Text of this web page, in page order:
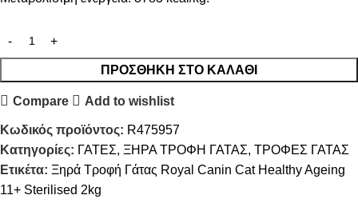
ΠΡΟΣΘΉΚΗ ΣΤΟ ΚΑΛΆΘΙ
Compare Add to wishlist
Κωδικός προϊόντος: R475957
Κατηγορίες: ΓΑΤΕΣ, ΞΗΡΑ ΤΡΟΦΗ ΓΑΤΑΣ, ΤΡΟΦΕΣ ΓΑΤΑΣ
Ετικέτα: Ξηρά Τροφή Γάτας Royal Canin Cat Healthy Ageing
11+ Sterilised 2kg